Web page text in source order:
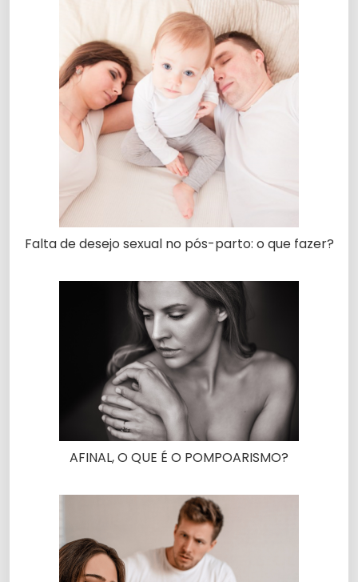
Falta de desejo sexual no pós-parto: o que fazer?
AFINAL, O QUE É O POMPOARISMO?